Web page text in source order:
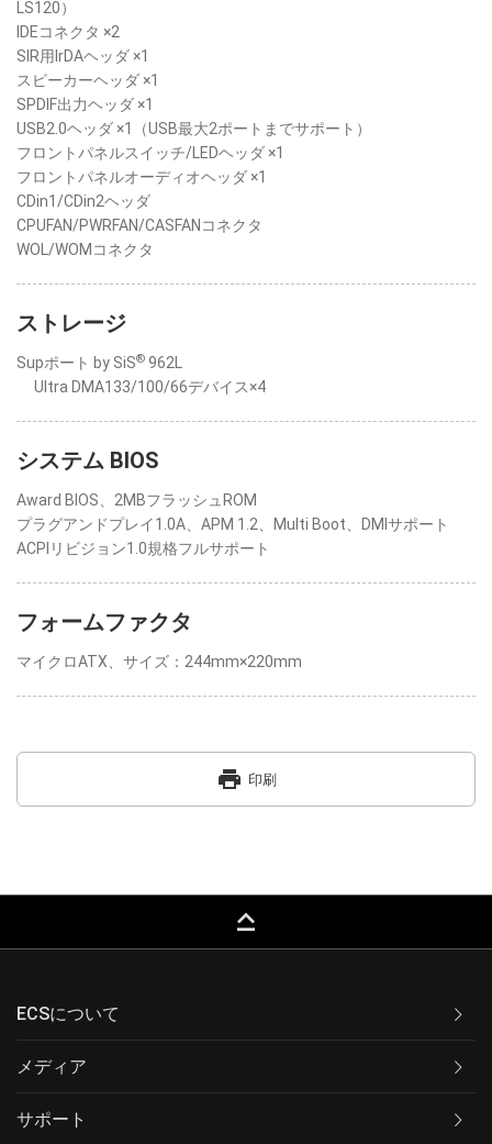
LS120）
IDEコネクタ ×2
SIR用IrDAヘッダ ×1
スピーカーヘッダ ×1
SPDIF出力ヘッダ ×1
USB2.0ヘッダ ×1（USB最大2ポートまでサポート）
フロントパネルスイッチ/LEDヘッダ ×1
フロントパネルオーディオヘッダ ×1
CDin1/CDin2ヘッダ
CPUFAN/PWRFAN/CASFANコネクタ
WOL/WOMコネクタ
ストレージ
Supポート by SiS® 962L
Ultra DMA133/100/66デバイス×4
システム BIOS
Award BIOS、2MBフラッシュROM
プラグアンドプレイ1.0A、APM 1.2、Multi Boot、DMIサポート
ACPIリビジョン1.0規格フルサポート
フォームファクタ
マイクロATX、サイズ：244mm×220mm
print 印刷
keyboard_capslock
ECSについて
メディア
サポート